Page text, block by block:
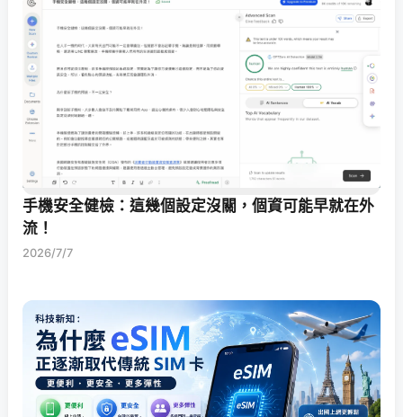
手機安全健檢：這幾個設定沒關，個資可能早就在外
流！
2026/7/7